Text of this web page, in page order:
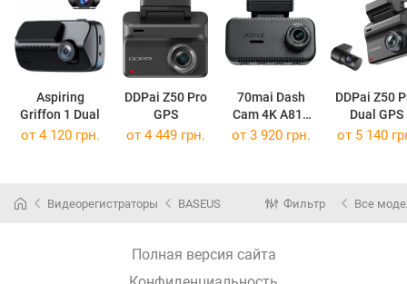
Aspiring
Griffon 1 Dual
DDPai Z50 Pro
GPS
70mai Dash
Cam 4K A810
Lite
DDPai Z50
Dual GPS
от 4 120 грн. от 4 449 грн. от 3 920 грн. от 5 140
Видеорегистраторы BASEUS Фильтр Все
Полная версия сайта